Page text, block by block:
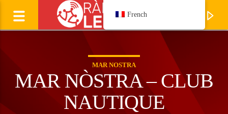
MAR NOSTRA
MAR NÒSTRA – CLUB
NAUTIQUE
French